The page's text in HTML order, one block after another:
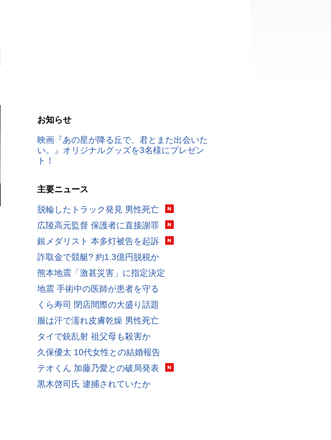
お知らせ
映画『あの星が降る丘で、君とまた出会いた
い。』オリジナルグッズを3名様にプレゼン
ト！
主要ニュース
脱輪したトラック発見 男性死亡
広陵高元監督 保護者に直接謝罪
銀メダリスト 本多灯被告を起訴
詐取金で競艇? 約1.3億円脱税か
熊本地震「激甚災害」に指定決定
地震 手術中の医師が患者を守る
くら寿司 閉店間際の大盛り話題
服は汗で濡れ皮膚乾燥 男性死亡
タイで銃乱射 祖父母も殺害か
久保優太 10代女性との結婚報告
テオくん 加藤乃愛との破局発表
黒木啓司氏 逮捕されていたか